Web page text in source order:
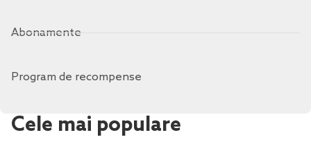
Abonamente
Program de recompense
Cele mai populare